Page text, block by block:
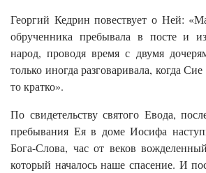
Георгий Кедрин повествует о Ней:
обрученника пребывала в посте и
народ, проводя время с двумя
только иногда разговаривала, когда
то кратко».
По свидетельству святого Евода,
пребывания Ея в доме Иосифа
Бога-Слова, час от веков
который началось наше спасение. И